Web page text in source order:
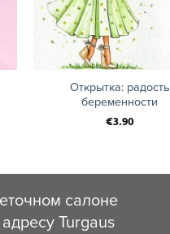
Открытка: радость
беременности
€3.90
салоне
Turgaus